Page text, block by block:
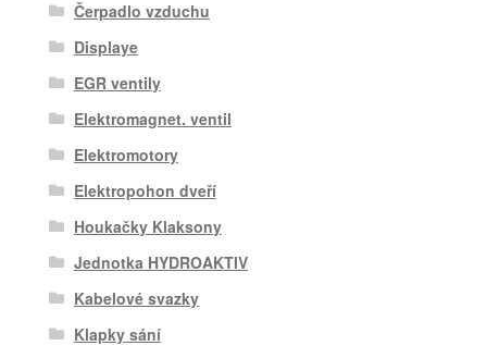
Čerpadlo vzduchu
Displaye
EGR ventily
Elektromagnet. ventil
Elektromotory
Elektropohon dveří
Houkačky Klaksony
Jednotka HYDROAKTIV
Kabelové svazky
Klapky sání